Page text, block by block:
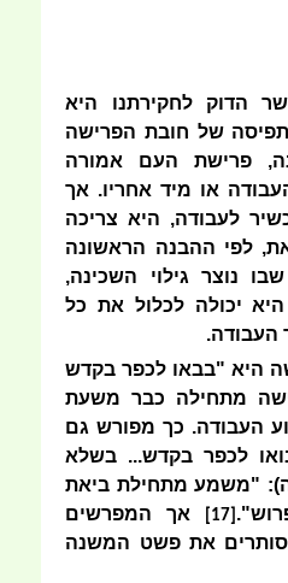
הדוק לחקירתנו היא
של חובת הפרישה
פרישת העם אמורה
או מיד אחריו. אך
לעבודה, היא צריכה
לפי ההבנה הראשונה
נוצר גילוי השכינה,
יכולה לכלול את כל
העבודה.
היא "בבאו לכפר בקדש
מתחילה כבר משעת
העבודה. כך מפורש גם
לכפר בקדש... בשלא
"משמע מתחילת ביאת
[17]
אך המפרשים
את פשט המשנה